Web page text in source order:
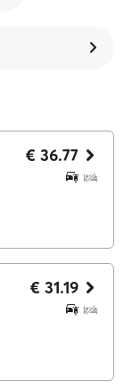
€ 36.77
€ 31.19